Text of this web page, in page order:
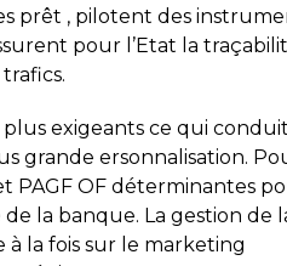
prêt , pilotent des
pour l’Etat la
plus exigeants ce qui
grande ersonnalisation.
PAGF OF déterminantes
la banque. La gestion de
la fois sur le marketing